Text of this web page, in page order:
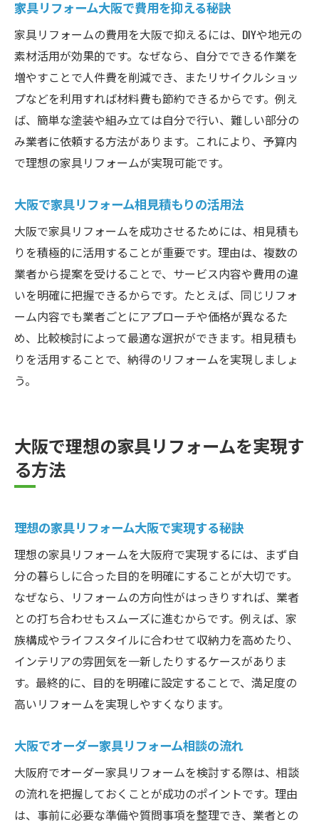
家具リフォーム大阪で費用を抑える秘訣
家具リフォームの費用を大阪で抑えるには、DIYや地元の
素材活用が効果的です。なぜなら、自分でできる作業を
増やすことで人件費を削減でき、またリサイクルショッ
プなどを利用すれば材料費も節約できるからです。例え
ば、簡単な塗装や組み立ては自分で行い、難しい部分の
み業者に依頼する方法があります。これにより、予算内
で理想の家具リフォームが実現可能です。
大阪で家具リフォーム相見積もりの活用法
大阪で家具リフォームを成功させるためには、相見積も
りを積極的に活用することが重要です。理由は、複数の
業者から提案を受けることで、サービス内容や費用の違
いを明確に把握できるからです。たとえば、同じリフォ
ーム内容でも業者ごとにアプローチや価格が異なるた
め、比較検討によって最適な選択ができます。相見積も
りを活用することで、納得のリフォームを実現しましょ
う。
大阪で理想の家具リフォームを実現す
る方法
理想の家具リフォーム大阪で実現する秘訣
理想の家具リフォームを大阪府で実現するには、まず自
分の暮らしに合った目的を明確にすることが大切です。
なぜなら、リフォームの方向性がはっきりすれば、業者
との打ち合わせもスムーズに進むからです。例えば、家
族構成やライフスタイルに合わせて収納力を高めたり、
インテリアの雰囲気を一新したりするケースがありま
す。最終的に、目的を明確に設定することで、満足度の
高いリフォームを実現しやすくなります。
大阪でオーダー家具リフォーム相談の流れ
大阪府でオーダー家具リフォームを検討する際は、相談
の流れを把握しておくことが成功のポイントです。理由
は、事前に必要な準備や質問事項を整理でき、業者との